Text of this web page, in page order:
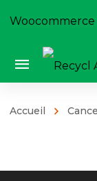
Woocommerce
Accueil